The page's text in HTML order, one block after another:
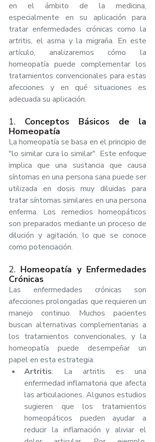
en el ámbito de la medicina,
especialmente en su aplicación para
tratar enfermedades crónicas como la
artritis, el asma y la migraña. En este
artículo, analizaremos cómo la
homeopatía puede complementar los
tratamientos convencionales para estas
afecciones y en qué situaciones es
adecuada su aplicación.
1. Conceptos Básicos de la
Homeopatía
La homeopatía se basa en el principio de
"lo similar cura lo similar". Este enfoque
implica que una sustancia que causa
síntomas en una persona sana puede ser
utilizada en dosis muy diluidas para
tratar síntomas similares en una persona
enferma. Los remedios homeopáticos
son preparados mediante un proceso de
dilución y agitación, lo que se conoce
como potenciación.
2. Homeopatía y Enfermedades
Crónicas
Las enfermedades crónicas son
afecciones prolongadas que requieren un
manejo continuo. Muchos pacientes
buscan alternativas complementarias a
los tratamientos convencionales, y la
homeopatía puede desempeñar un
papel en esta estrategia.
Artritis: La artritis es una
enfermedad inflamatoria que afecta
las articulaciones. Algunos estudios
sugieren que los tratamientos
homeopáticos pueden ayudar a
reducir la inflamación y aliviar el